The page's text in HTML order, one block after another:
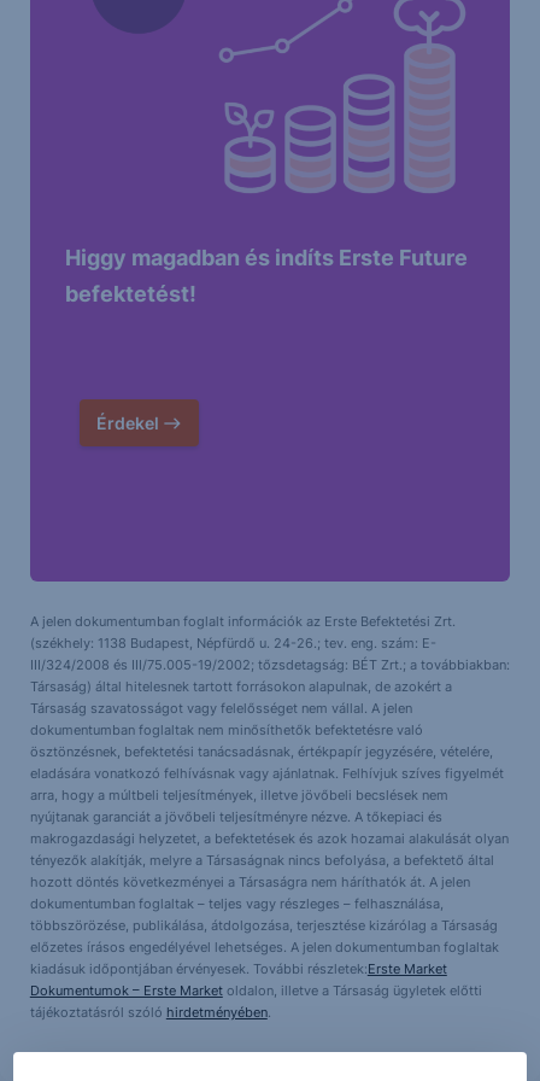
Higgy magadban és indíts Erste Future
befektetést!
Érdekel
A jelen dokumentumban foglalt információk az Erste Befektetési Zrt.
(székhely: 1138 Budapest, Népfürdő u. 24-26.; tev. eng. szám: E-
III/324/2008 és III/75.005-19/2002; tőzsdetagság: BÉT Zrt.; a továbbiakban:
Társaság) által hitelesnek tartott forrásokon alapulnak, de azokért a
Társaság szavatosságot vagy felelősséget nem vállal. A jelen
dokumentumban foglaltak nem minősíthetők befektetésre való
ösztönzésnek, befektetési tanácsadásnak, értékpapír jegyzésére, vételére,
eladására vonatkozó felhívásnak vagy ajánlatnak. Felhívjuk szíves figyelmét
arra, hogy a múltbeli teljesítmények, illetve jövőbeli becslések nem
nyújtanak garanciát a jövőbeli teljesítményre nézve. A tőkepiaci és
makrogazdasági helyzetet, a befektetések és azok hozamai alakulását olyan
tényezők alakítják, melyre a Társaságnak nincs befolyása, a befektető által
hozott döntés következményei a Társaságra nem háríthatók át. A jelen
dokumentumban foglaltak – teljes vagy részleges – felhasználása,
többszörözése, publikálása, átdolgozása, terjesztése kizárólag a Társaság
előzetes írásos engedélyével lehetséges. A jelen dokumentumban foglaltak
kiadásuk időpontjában érvényesek. További részletek:Erste Market
Dokumentumok – Erste Marketoldalon, illetve a Társaság ügyletek előtti
tájékoztatásról szóló hirdetményében.